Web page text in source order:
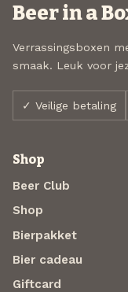
Beer in a
Verrassingsboxen
smaak. Leuk voor
✓ Veilige betaling
Shop
Beer Club
Shop
Bierpakket
Bier cadeau
Giftcard